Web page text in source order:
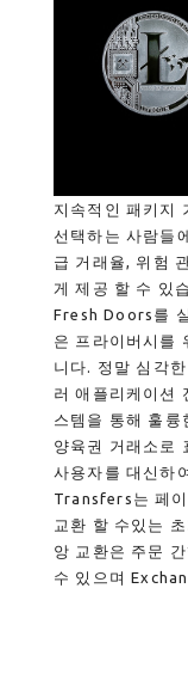
지속적인 패키지
선택하는 사람들
급 거래율, 위험
게 제공 할 수 있
Fresh Doors를
은 프라이버시를
니다. 정말 심각
러 애플리케이션
스템을 통해 훌륭
양육권 거래소로
사용자를 대신하
Transfers는 페
교환 할 수있는
앙 교환은 주문
수 있으며